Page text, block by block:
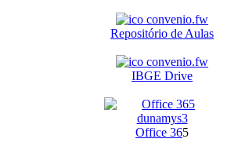
Repositório de Aulas
IBGE Drive
Office 365